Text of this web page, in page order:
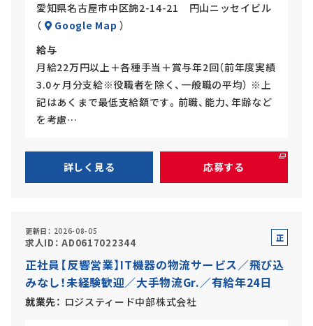
愛知県名古屋市中区錦2-14-21 円山ニッセイビル
（
Google Map ）
給与
月給22万円以上＋各種手当＋賞与年2回（前年度実績
3.0ヶ月分支給※役職者を除く、一般職の平均） ※上
記はあくまで最低支給額です。前職、能力、年齢など
を考慮…
詳しく見る 応募する
更新日 2026-08-05
求人ID AD0617022344
正
員
正社員【反響営業】IT機器の物流サービス／飛び込
みなし！未経験歓迎／大手物流Gr.／有給年24日
就業先 ロジスティード中部株式会社